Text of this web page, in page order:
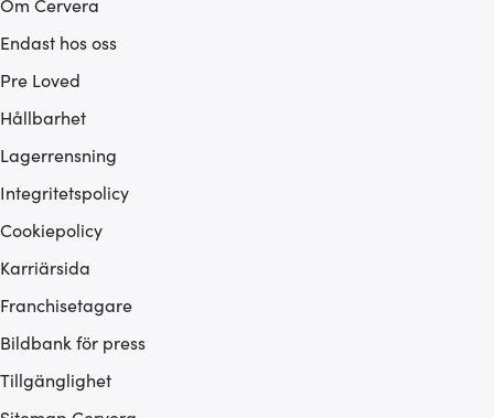
Endast hos oss
Pre Loved
Hållbarhet
Lagerrensning
Integritetspolicy
Cookiepolicy
Karriärsida
Franchisetagare
Bildbank för press
Tillgänglighet